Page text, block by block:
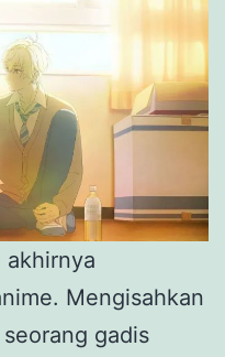
akhirnya
Mengisahkan
gadis